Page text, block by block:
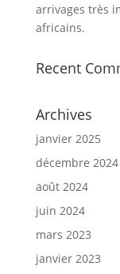
arrivages très
africains.
Recent
Archives
janvier 2025
décembre 2024
août 2024
juin 2024
mars 2023
janvier 2023